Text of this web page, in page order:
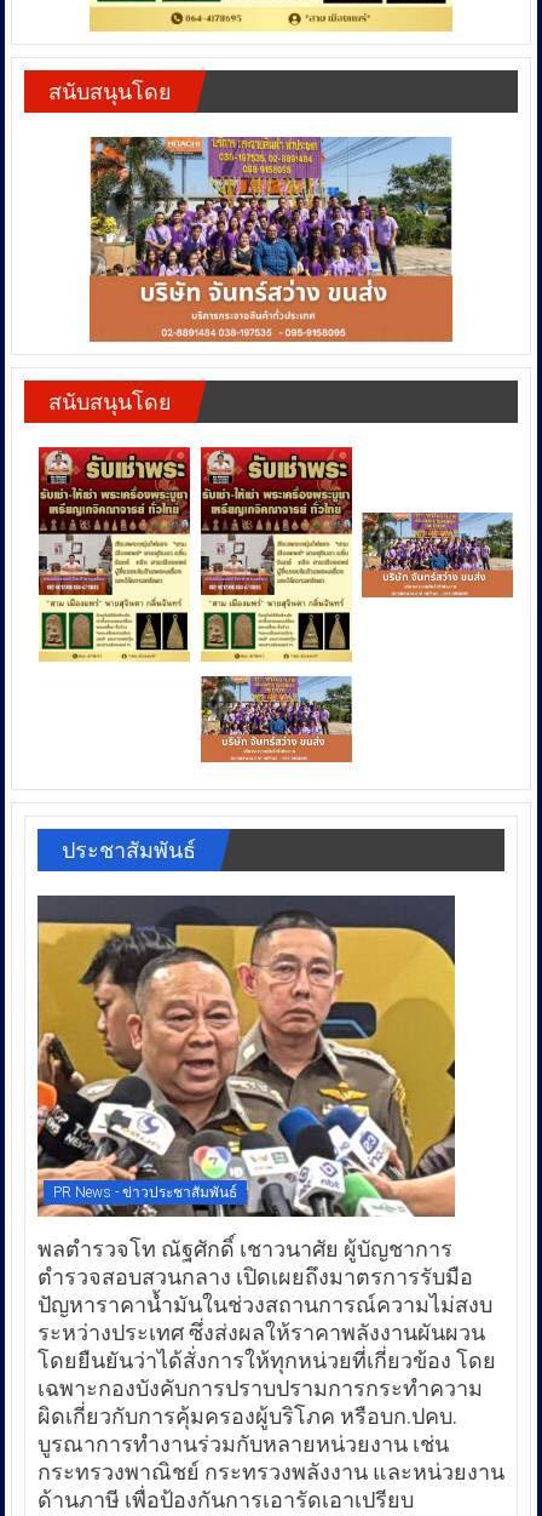
สนับสนุนโดย
สนับสนุนโดย
ประชาสัมพันธ์
PR News - ข่าวประชาสัมพันธ์
พลตำรวจโท ณัฐศักดิ์ เชาวนาศัย ผู้บัญชาการ
ตำรวจสอบสวนกลาง เปิดเผยถึงมาตรการรับมือ
ปัญหาราคาน้ำมันในช่วงสถานการณ์ความไม่สงบ
ระหว่างประเทศ ซึ่งส่งผลให้ราคาพลังงานผันผวน
โดยยืนยันว่าได้สั่งการให้ทุกหน่วยที่เกี่ยวข้อง โดย
เฉพาะกองบังคับการปราบปรามการกระทำความ
ผิดเกี่ยวกับการคุ้มครองผู้บริโภค หรือบก.ปคบ.
บูรณาการทำงานร่วมกับหลายหน่วยงาน เช่น
กระทรวงพาณิชย์ กระทรวงพลังงาน และหน่วยงาน
ด้านภาษี เพื่อป้องกันการเอารัดเอาเปรียบ